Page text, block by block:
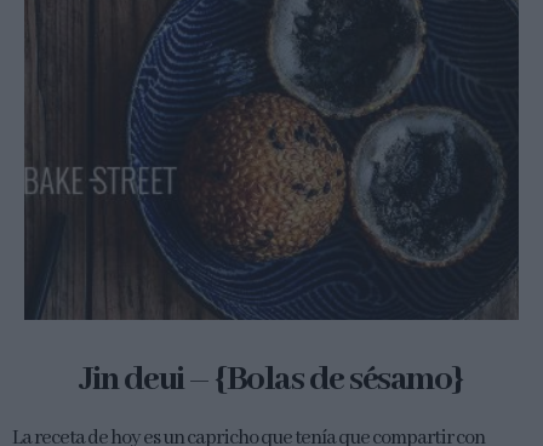
Jin deui – {Bolas de sésamo}
La receta de hoy es un capricho que tenía que compartir con